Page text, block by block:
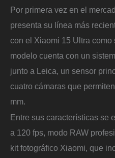
Por primera vez en el
presenta su línea más
con el Xiaomi 15 Ultra
modelo cuenta con un
junto a Leica, un sensor
cuatro cámaras que
mm.
Entre sus características se
a 120 fps, modo RAW
kit fotográfico Xiaomi, que